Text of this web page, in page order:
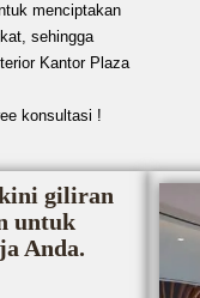
menciptakan
sehingga
Kantor Plaza
konsultasi !
giliran
untuk
Anda.